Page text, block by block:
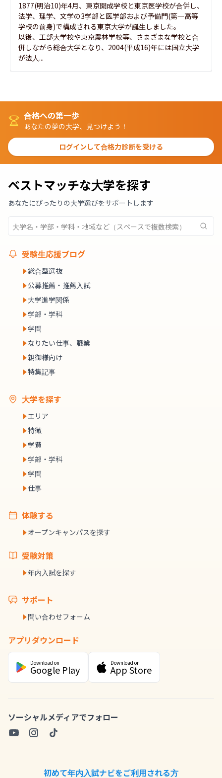
1877(明治10)年4月、東京開成学校と東京医学校が合併し、
法学、理学、文学の3学部と医学部および予備門(第一高等
学校の前身)で構成される東京大学が誕生しました。
以後、工部大学校や東京農林学校等、さまざまな学校と合
併しながら総合大学となり、2004(平成16)年には国立大学
が法人...
合格への第一歩
あなたの夢の大学、見つけよう！
ログインして合格力診断を受ける
ベストマッチな大学を探す
あなたにぴったりの大学選びをサポートします
受験生応援ブログ
総合型選抜
公募推薦・推薦入試
大学進学関係
学部・学科
学問
なりたい仕事、職業
親御様向け
特集記事
大学を探す
エリア
特徴
学費
学部・学科
学問
仕事
体験する
オープンキャンパスを探す
受験対策
年内入試を探す
サポート
問い合わせフォーム
アプリダウンロード
Download on
Google Play
Download on
App Store
ソーシャルメディアでフォロー
初めて年内入試ナビをご利用される方